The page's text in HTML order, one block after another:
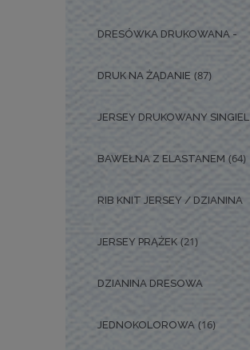
DRESÓWKA DRUKOWANA -
DRUK NA ŻĄDANIE (87)
JERSEY DRUKOWANY SINGIEL
BAWEŁNA Z ELASTANEM (64)
RIB KNIT JERSEY / DZIANINA
JERSEY PRĄŻEK (21)
DZIANINA DRESOWA
JEDNOKOLOROWA (16)